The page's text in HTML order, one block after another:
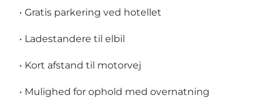
• Gratis parkering ved hotellet
• Ladestandere til elbil
• Kort afstand til motorvej
• Mulighed for ophold med overnatning